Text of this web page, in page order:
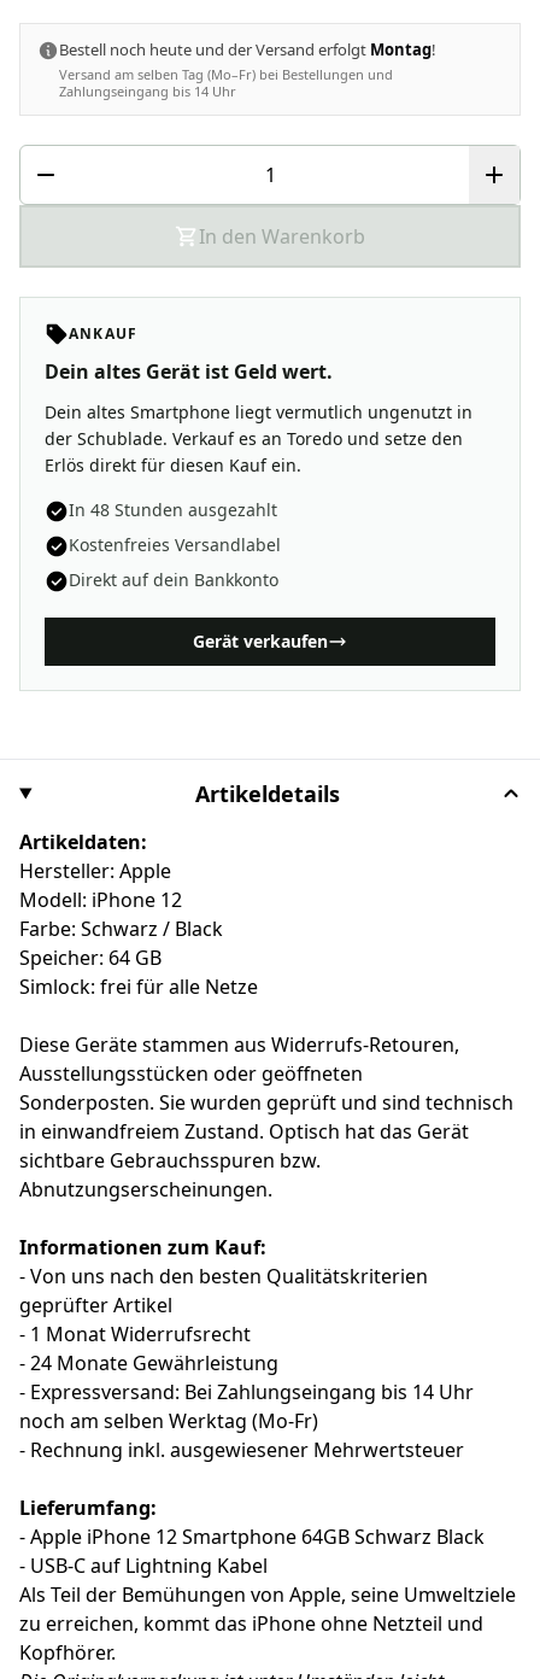
Bestell noch heute und der Versand erfolgt Montag!
Versand am selben Tag (Mo–Fr) bei Bestellungen und
Zahlungseingang bis 14 Uhr
In den Warenkorb
ANKAUF
Dein altes Gerät ist Geld wert.
Dein altes Smartphone liegt vermutlich ungenutzt in
der Schublade. Verkauf es an Toredo und setze den
Erlös direkt für diesen Kauf ein.
In 48 Stunden ausgezahlt
Kostenfreies Versandlabel
Direkt auf dein Bankkonto
Gerät verkaufen
Artikeldetails
Artikeldaten:
Hersteller: Apple
Modell: iPhone 12
Farbe: Schwarz / Black
Speicher: 64 GB
Simlock: frei für alle Netze
Diese Geräte stammen aus Widerrufs-Retouren,
Ausstellungsstücken oder geöffneten
Sonderposten. Sie wurden geprüft und sind technisch
in einwandfreiem Zustand. Optisch hat das Gerät
sichtbare Gebrauchsspuren bzw.
Abnutzungserscheinungen.
Informationen zum Kauf:
- Von uns nach den besten Qualitätskriterien
geprüfter Artikel
- 1 Monat Widerrufsrecht
- 24 Monate Gewährleistung
- Expressversand: Bei Zahlungseingang bis 14 Uhr
noch am selben Werktag (Mo-Fr)
- Rechnung inkl. ausgewiesener Mehrwertsteuer
Lieferumfang:
- Apple iPhone 12 Smartphone 64GB Schwarz Black
- USB-C auf Lightning Kabel
Als Teil der Bemühungen von Apple, seine Umweltziele
zu erreichen, kommt das iPhone ohne Netzteil und
Kopfhörer.